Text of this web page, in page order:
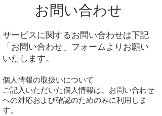
お問い合わせ
サービスに関するお問い合わせは下記
「お問い合わせ」フォームよりお願い
いたします。
個人情報の取扱いについて
ご記入いただいた個人情報は、お問い合わせ
への対応および確認のためのみに利用しま
す。